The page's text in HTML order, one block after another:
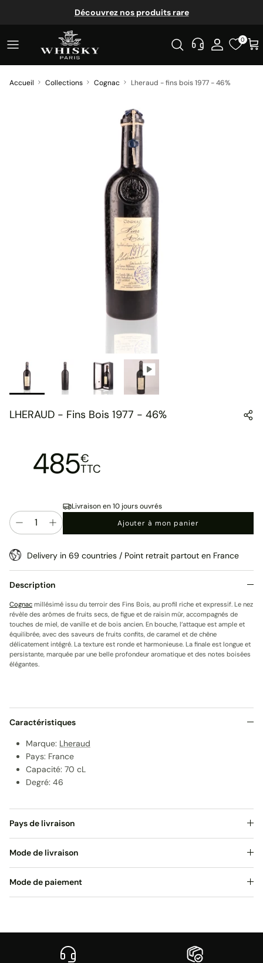
Découvrez nos produits rare
0
Accueil Collections Cognac Lheraud - fins bois 1977 - 46%
LHERAUD - Fins Bois 1977 - 46%
485€
TTC
Quantité
Livraison en 10 jours ouvrés
Ajouter à mon panier
Delivery in 69 countries / Point retrait partout en France
Description
Cognac millésimé issu du terroir des Fins Bois, au profil riche et expressif. Le nez
révèle des arômes de fruits secs, de figue et de raisin mûr, accompagnés de
touches de miel, de vanille et de bois ancien. En bouche, l’attaque est ample et
équilibrée, avec des saveurs de fruits confits, de caramel et de chêne
délicatement intégré. La texture est ronde et harmonieuse. La finale est longue et
persistante, marquée par une belle profondeur aromatique et des notes boisées
élégantes.
Caractéristiques
Marque: Lheraud
Pays: France
Capacité: 70 cL
Degré: 46
Pays de livraison
Mode de livraison
Mode de paiement